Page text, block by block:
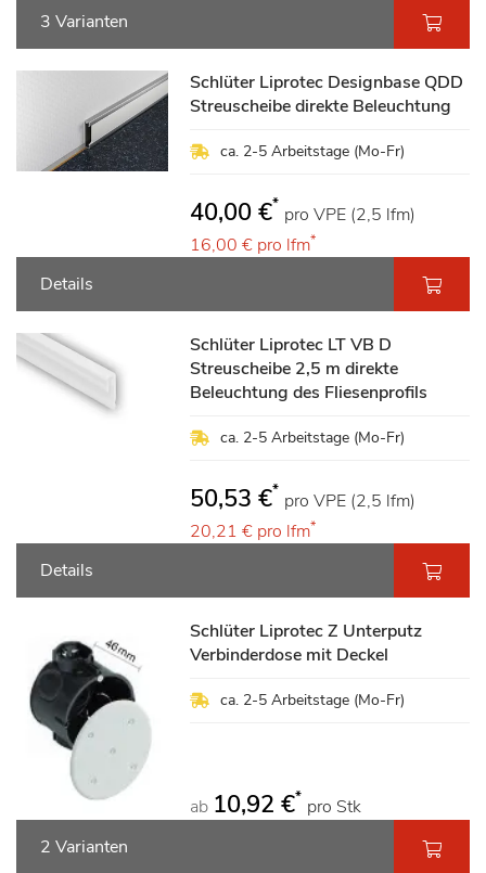
3 Varianten
Schlüter Liprotec Designbase QDD
Streuscheibe direkte Beleuchtung
ca. 2-5 Arbeitstage (Mo-Fr)
40,00 €* pro VPE (2,5 lfm)
16,00 € pro lfm*
Details
Schlüter Liprotec LT VB D
Streuscheibe 2,5 m direkte
Beleuchtung des Fliesenprofils
ca. 2-5 Arbeitstage (Mo-Fr)
50,53 €* pro VPE (2,5 lfm)
20,21 € pro lfm*
Details
Schlüter Liprotec Z Unterputz
Verbinderdose mit Deckel
ca. 2-5 Arbeitstage (Mo-Fr)
ab 10,92 €* pro Stk
2 Varianten